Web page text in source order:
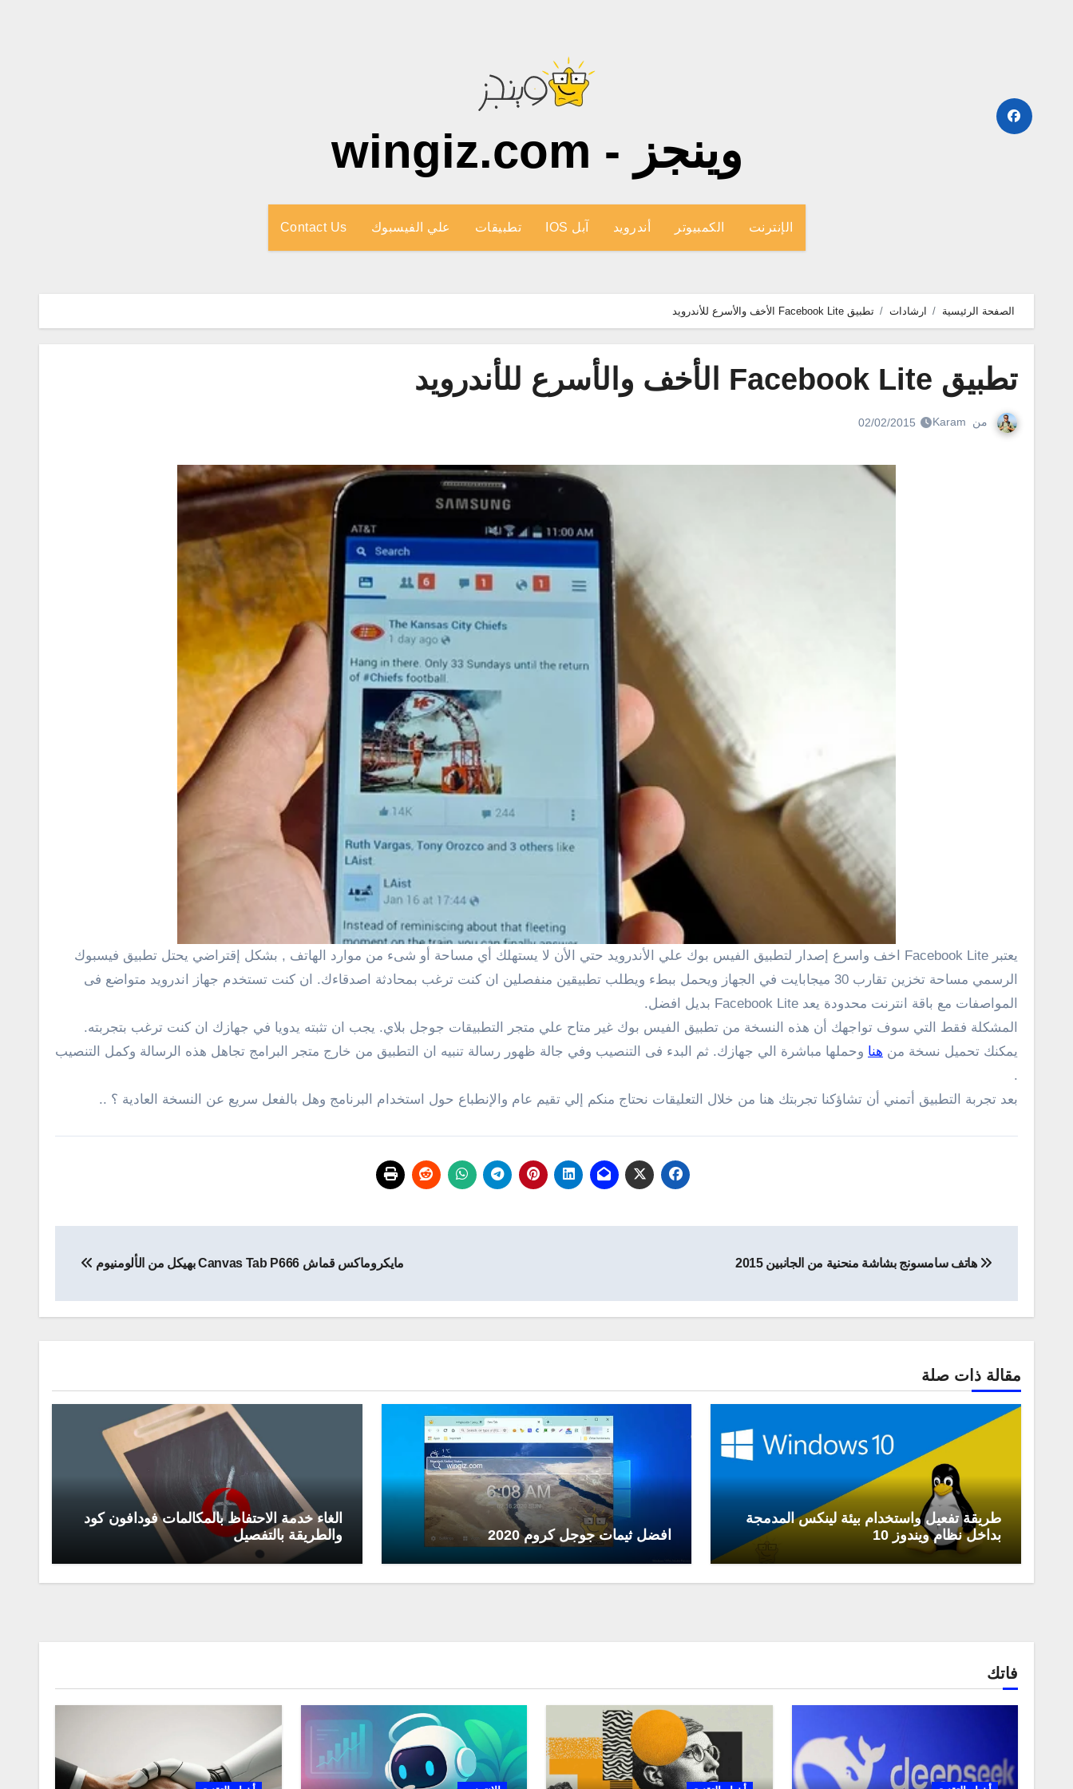
وينجز - wingiz.com
الإنترنت الكمبيوتر أندرويد آبل IOS تطبيقات علي الفيسبوك Contact Us
الصفحة الرئيسية ارشادات تطبيق Facebook Lite الأخف والأسرع للأندرويد
تطبيق Facebook Lite الأخف والأسرع للأندرويد
من Karam
02/02/2015
يعتبر Facebook Lite اخف واسرع إصدار لتطبيق الفيس بوك علي الأندرويد حتي الأن لا يستهلك أي مساحة أو شىء من موارد الهاتف , بشكل إقتراضي يحتل تطبيق فيسبوك
الرسمي مساحة تخزين تقارب 30 ميجابايت في الجهاز ويحمل ببطء ويطلب تطبيقين منفصلين ان كنت ترغب بمحادثة اصدقاءك. ان كنت تستخدم جهاز اندرويد متواضع فى
المواصفات مع باقة انترنت محدودة يعد Facebook Lite بديل افضل.
المشكلة فقط التي سوف تواجهك أن هذه النسخة من تطبيق الفيس بوك غير متاح علي متجر التطبيقات جوجل بلاي. يجب ان تثبته يدويا في جهازك ان كنت ترغب بتجربته.
يمكنك تحميل نسخة من هنا وحملها مباشرة الي جهازك. ثم البدء فى التنصيب وفي جالة ظهور رسالة تنبيه ان التطبيق من خارج متجر البرامج تجاهل هذه الرسالة وكمل التنصيب
.
بعد تجربة التطبيق أتمني أن تشاؤكنا تجربتك هنا من خلال التعليقات نحتاج منكم إلي تقيم عام والإنطباع حول استخدام البرنامج وهل بالفعل سريع عن النسخة العادية ؟ ..
المقالات
هاتف سامسونج بشاشة منحنية من الجانبين 2015 مايكروماكس قماش Canvas Tab P666 بهيكل من الألومنيوم
مقالة ذات صلة
طريقة تفعيل واستخدام بيئة لينكس المدمجة
بداخل نظام ويندوز 10
افضل ثيمات جوجل كروم 2020
الغاء خدمة الاحتفاظ بالمكالمات فودافون كود
والطريقة بالتفصيل
فاتك